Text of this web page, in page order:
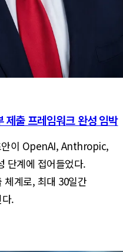
제출 프레임워크 완성 임박
안이 OpenAI, Anthropic,
단계에 접어들었다.
체계로, 최대 30일간
.